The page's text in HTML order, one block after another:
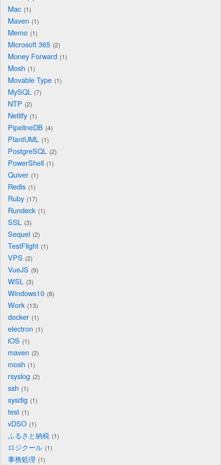
Mac 1
Maven 1
Memo 1
Microsoft 365 2
Money Forward 1
Mosh 1
Movable Type 1
MySQL 7
NTP 2
Netlify 1
PipelineDB 4
PlantUML 1
PostgreSQL 2
PowerShell 1
Quiver 1
Redis 1
Ruby 17
Rundeck 1
SSL 3
Sequel 2
TestFlight 1
VPS 2
VueJS 9
WSL 3
Windows10 8
Work 13
docker 1
electron 1
iOS 1
maven 2
mosh 1
rsyslog 2
ssh 1
sysdig 1
test 1
vDSO 1
ふるさと納税 1
ロジクール 1
事務処理 1